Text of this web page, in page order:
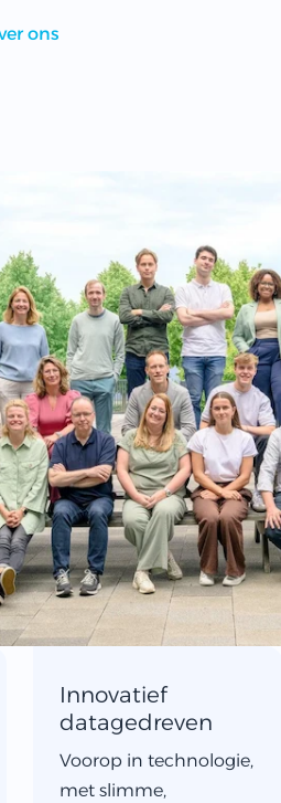
ons
Innovatief
datagedreven
Voorop in technologie,
met slimme,